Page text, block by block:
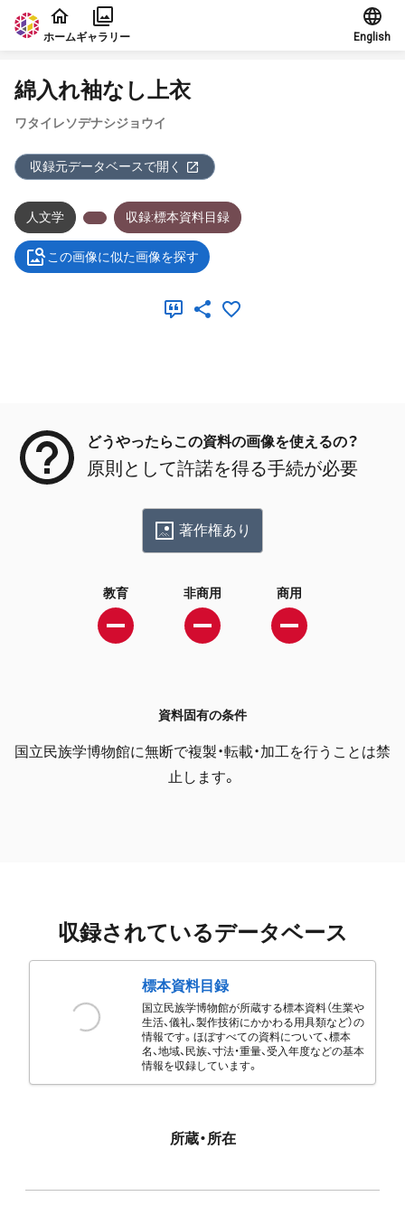
本文に飛ぶ
ホームギャラリー English
綿入れ袖なし上衣
ワタイレソデナシジョウイ
収録元データベースで開く
人文学 収録:標本資料目録
この画像に似た画像を探す
どうやったらこの資料の画像を使えるの？
原則として許諾を得る手続が必要
著作権あり
教育 非商用 商用
資料固有の条件
国立民族学博物館に無断で複製・転載・加工を行うことは禁
止します。
収録されているデータベース
標本資料目録
国立民族学博物館が所蔵する標本資料（生業や
生活、儀礼、製作技術にかかわる用具類など）の
情報です。ほぼすべての資料について、標本
名、地域、民族、寸法・重量、受入年度などの基本
情報を収録しています。
所蔵・所在